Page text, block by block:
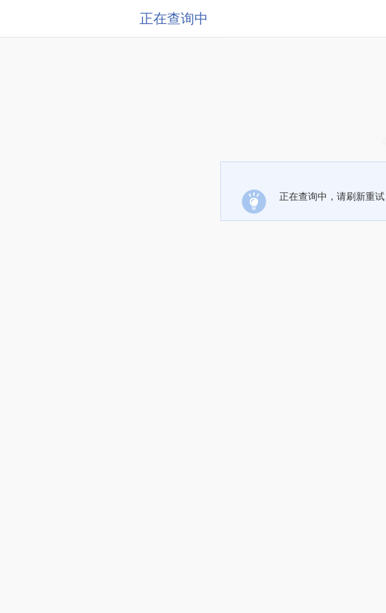
正在查询中
正在查询中，请刷新重试